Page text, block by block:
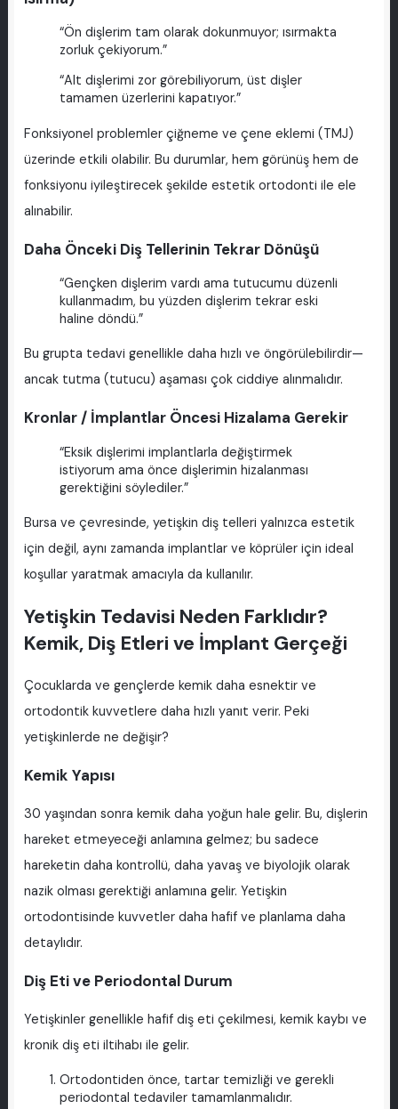
“Ön dişlerim tam olarak dokunmuyor; ısırmakta
zorluk çekiyorum.”
“Alt dişlerimi zor görebiliyorum, üst dişler
tamamen üzerlerini kapatıyor.”
Fonksiyonel problemler çiğneme ve çene eklemi (TMJ)
üzerinde etkili olabilir. Bu durumlar, hem görünüş hem de
fonksiyonu iyileştirecek şekilde estetik ortodonti ile ele
alınabilir.
Daha Önceki Diş Tellerinin Tekrar Dönüşü
“Gençken dişlerim vardı ama tutucumu düzenli
kullanmadım, bu yüzden dişlerim tekrar eski
haline döndü.”
Bu grupta tedavi genellikle daha hızlı ve öngörülebilirdir—
ancak tutma (tutucu) aşaması çok ciddiye alınmalıdır.
Kronlar / İmplantlar Öncesi Hizalama Gerekir
“Eksik dişlerimi implantlarla değiştirmek
istiyorum ama önce dişlerimin hizalanması
gerektiğini söylediler.”
Bursa ve çevresinde, yetişkin diş telleri yalnızca estetik
için değil, aynı zamanda implantlar ve köprüler için ideal
koşullar yaratmak amacıyla da kullanılır.
Yetişkin Tedavisi Neden Farklıdır?
Kemik, Diş Etleri ve İmplant Gerçeği
Çocuklarda ve gençlerde kemik daha esnektir ve
ortodontik kuvvetlere daha hızlı yanıt verir. Peki
yetişkinlerde ne değişir?
Kemik Yapısı
30 yaşından sonra kemik daha yoğun hale gelir. Bu, dişlerin
hareket etmeyeceği anlamına gelmez; bu sadece
hareketin daha kontrollü, daha yavaş ve biyolojik olarak
nazik olması gerektiği anlamına gelir. Yetişkin
ortodontisinde kuvvetler daha hafif ve planlama daha
detaylıdır.
Diş Eti ve Periodontal Durum
Yetişkinler genellikle hafif diş eti çekilmesi, kemik kaybı ve
kronik diş eti iltihabı ile gelir.
Ortodontiden önce, tartar temizliği ve gerekli
periodontal tedaviler tamamlanmalıdır.